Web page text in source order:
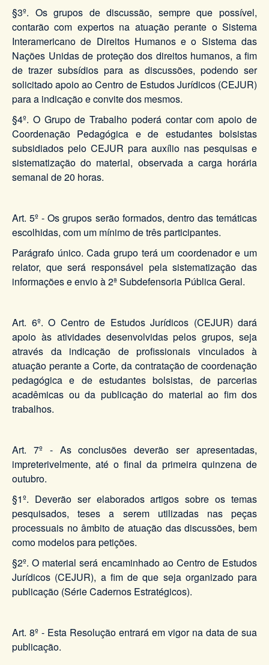
§3º. Os grupos de discussão, sempre que possível,
contarão com expertos na atuação perante o Sistema
Interamericano de Direitos Humanos e o Sistema das
Nações Unidas de proteção dos direitos humanos, a fim
de trazer subsídios para as discussões, podendo ser
solicitado apoio ao Centro de Estudos Jurídicos (CEJUR)
para a indicação e convite dos mesmos.
§4º. O Grupo de Trabalho poderá contar com apoio de
Coordenação Pedagógica e de estudantes bolsistas
subsidiados pelo CEJUR para auxílio nas pesquisas e
sistematização do material, observada a carga horária
semanal de 20 horas.
Art. 5º - Os grupos serão formados, dentro das temáticas
escolhidas, com um mínimo de três participantes.
Parágrafo único. Cada grupo terá um coordenador e um
relator, que será responsável pela sistematização das
informações e envio à 2ª Subdefensoria Pública Geral.
Art. 6º. O Centro de Estudos Jurídicos (CEJUR) dará
apoio às atividades desenvolvidas pelos grupos, seja
através da indicação de profissionais vinculados à
atuação perante a Corte, da contratação de coordenação
pedagógica e de estudantes bolsistas, de parcerias
acadêmicas ou da publicação do material ao fim dos
trabalhos.
Art. 7º - As conclusões deverão ser apresentadas,
impreterivelmente, até o final da primeira quinzena de
outubro.
§1º. Deverão ser elaborados artigos sobre os temas
pesquisados, teses a serem utilizadas nas peças
processuais no âmbito de atuação das discussões, bem
como modelos para petições.
§2º. O material será encaminhado ao Centro de Estudos
Jurídicos (CEJUR), a fim de que seja organizado para
publicação (Série Cadernos Estratégicos).
Art. 8º - Esta Resolução entrará em vigor na data de sua
publicação.